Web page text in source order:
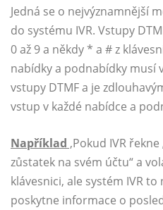
Jedná se o nejvýznamnější
do systému IVR. Vstupy
0 až 9 a někdy * a # z
nabídky a podnabídky musí
vstupy DTMF a je
vstup v každé nabídce a
Například ,Pokud IVR
zůstatek na svém účtu“ a
klávesnici, ale systém IVR
poskytne informace o